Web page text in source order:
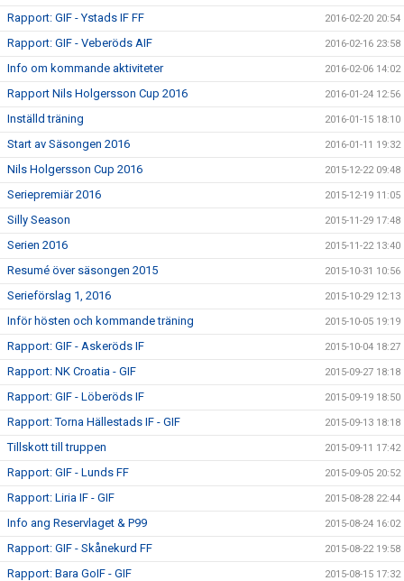
Rapport: GIF - Ystads IF FF 2016-02-20 20:54
Rapport: GIF - Veberöds AIF 2016-02-16 23:58
Info om kommande aktiviteter 2016-02-06 14:02
Rapport Nils Holgersson Cup 2016 2016-01-24 12:56
Inställd träning 2016-01-15 18:10
Start av Säsongen 2016 2016-01-11 19:32
Nils Holgersson Cup 2016 2015-12-22 09:48
Seriepremiär 2016 2015-12-19 11:05
Silly Season 2015-11-29 17:48
Serien 2016 2015-11-22 13:40
Resumé över säsongen 2015 2015-10-31 10:56
Serieförslag 1, 2016 2015-10-29 12:13
Inför hösten och kommande träning 2015-10-05 19:19
Rapport: GIF - Askeröds IF 2015-10-04 18:27
Rapport: NK Croatia - GIF 2015-09-27 18:18
Rapport: GIF - Löberöds IF 2015-09-19 18:50
Rapport: Torna Hällestads IF - GIF 2015-09-13 18:18
Tillskott till truppen 2015-09-11 17:42
Rapport: GIF - Lunds FF 2015-09-05 20:52
Rapport: Liria IF - GIF 2015-08-28 22:44
Info ang Reservlaget & P99 2015-08-24 16:02
Rapport: GIF - Skånekurd FF 2015-08-22 19:58
Rapport: Bara GoIF - GIF 2015-08-15 17:32